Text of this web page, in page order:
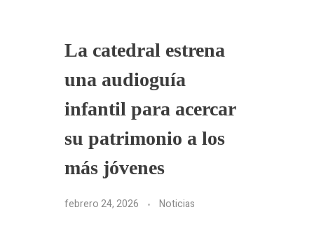
La catedral estrena
una audioguía
infantil para acercar
su patrimonio a los
más jóvenes
febrero 24, 2026 Noticias